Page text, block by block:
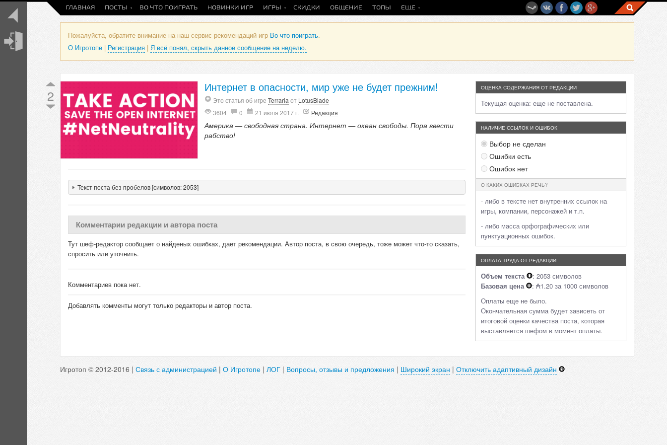
ГЛАВНАЯ ПОСТЫ ВО ЧТО ПОИГРАТЬ НОВИНКИ ИГР ИГРЫ СКИДКИ ОБЩЕНИЕ ТОПЫ ЕЩЕ
Пожалуйста, обратите внимание на наш сервис рекомендаций игр Во что поиграть.
О Игротопе | Регистрация | Я всё понял, скрыть данное сообщение на неделю.
2 Интернет в опасности, мир уже не будет прежним!
Это статья об игре Terraria от LotusBlade
3604
0 21 июля 2017 г. Редакция
Америка — свободная страна. Интернет — океан свободы. Пора ввести
рабство!
Текст поста без пробелов [символов: 2053]
Комментарии редакции и автора поста
Тут шеф-редактор сообщает о найденых ошибках, дает рекомендации. Автор поста, в свою очередь, тоже может что-то сказать,
спросить или уточнить.
Комментариев пока нет.
Добавлять комменты могут только редакторы и автор поста.
ОЦЕНКА СОДЕРЖАНИЯ ОТ РЕДАКЦИИ
Текущая оценка: еще не поставлена.
НАЛИЧИЕ ССЫЛОК И ОШИБОК
Выбор не сделан
Ошибки есть
Ошибок нет
О КАКИХ ОШИБКАХ РЕЧЬ?
- либо в тексте нет внутренних ссылок на
игры, компании, персонажей и т.п.
- либо масса орфографических или
пунктуационных ошибок.
ОПЛАТА ТРУДА ОТ РЕДАКЦИИ
Объем текста
: 2053 символов
Базовая цена
: ₳1.20 за 1000 символов
Оплаты еще не было.
Окончательная сумма будет зависеть от
итоговой оценки качества поста, которая
выставляется шефом в момент оплаты.
Игротоп © 2012-2016 | Связь с администрацией | О Игротопе | ЛОГ | Вопросы, отзывы и предложения | Широкий экран | Отключить адаптивный дизайн